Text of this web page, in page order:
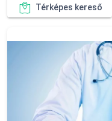
Térképes kereső